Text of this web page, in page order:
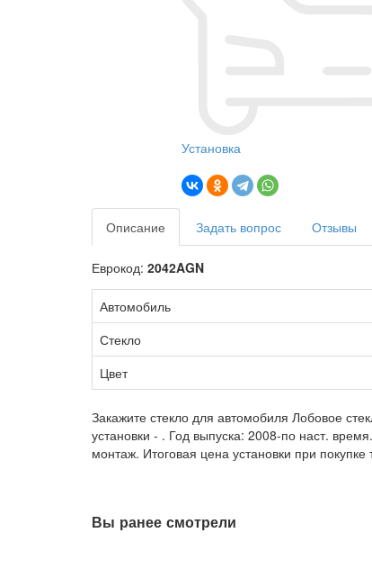
Установка
Описание Задать вопрос Отзывы
Еврокод: 2042AGN
Автомобиль
Стекло
Цвет
Закажите стекло для автомобиля Лобовое
установки - . Год выпуска: 2008-по наст.
монтаж. Итоговая цена установки при покупке
Вы ранее смотрели